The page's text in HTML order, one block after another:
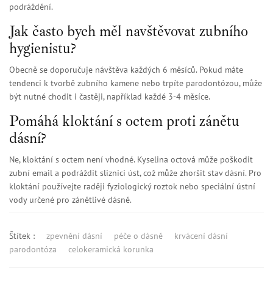
podráždění.
Jak často bych měl navštěvovat zubního
hygienistu?
Obecně se doporučuje návštěva každých 6 měsíců. Pokud máte
tendenci k tvorbě zubního kamene nebo trpíte parodontózou, může
být nutné chodit i častěji, například každé 3-4 měsíce.
Pomáhá kloktání s octem proti zánětu
dásní?
Ne, kloktání s octem není vhodné. Kyselina octová může poškodit
zubní email a podráždit sliznici úst, což může zhoršit stav dásní. Pro
kloktání používejte raději fyziologický roztok nebo speciální ústní
vody určené pro zánětlivé dásně.
Štítek : zpevnění dásní péče o dásně
krvácení dásní
parodontóza
celokeramická korunka